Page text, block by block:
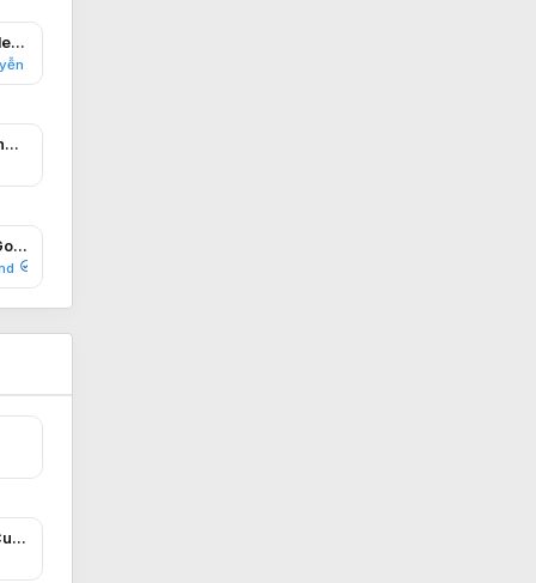
3 Cách đặt lịch tại Lavender By Chang: hotline, website và fanpage
Thị trường du lịch Việt đang chuộng xu hướng “Micro-Holiday”, ưu tiên tour ngắn ngày
Nút từ chối theo dõi của Google, Microsoft và Meta thực chất chỉ là... vật trang trí
Lò hấp nướng đa năng - Cuộc cách mạng của bếp công nghiệp hiện đại